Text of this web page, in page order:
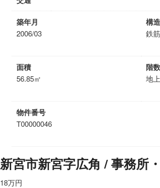
築年月
2006/03
構造
鉄
面積
56.85㎡
階数
地
物件番号
T00000046
新宮市新宮字広角 / 事務所
18万円